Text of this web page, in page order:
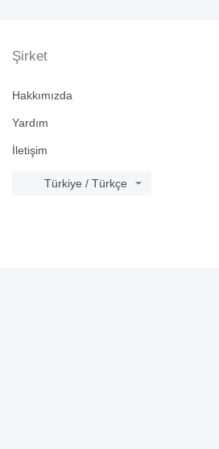
Şirket
Hakkımızda
Yardım
İletişim
Türkiye / Türkçe